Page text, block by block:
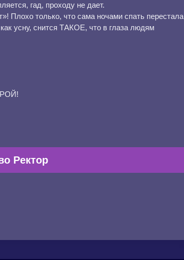
гад, проходу не дает.
Плохо только, что сама ночами спать перестала
усну, снится ТАКОЕ, что в глаза людям
Ректор